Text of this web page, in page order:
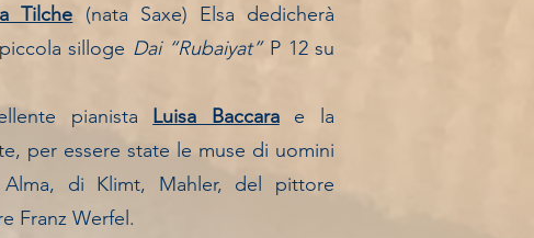
Tilche (nata Saxe) Elsa dedicherà
silloge Dai “Rubaiyat” P 12 su
pianista Luisa Baccara
e la
per essere state le muse di uomini
di Klimt, Mahler, del pittore
Franz Werfel.